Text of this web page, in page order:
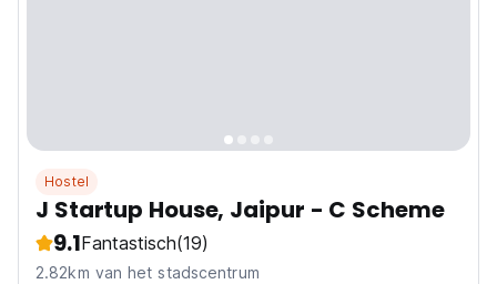
Hostel
J Startup House, Jaipur - C Scheme
9.1Fantastisch(19)
2.82km van het stadscentrum